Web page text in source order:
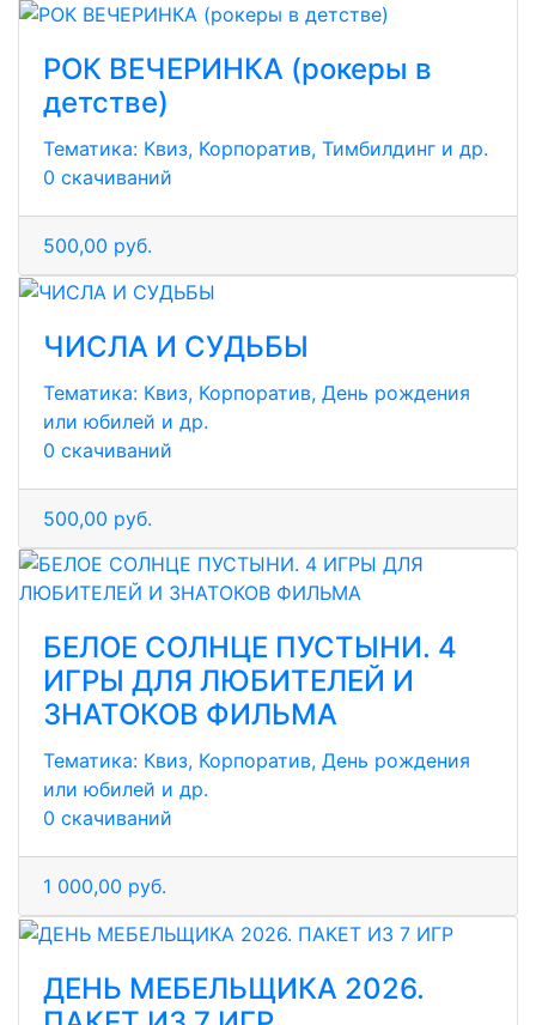
РОК ВЕЧЕРИНКА (рокеры в
детстве)
Тематика: Квиз, Корпоратив, Тимбилдинг и др.
0 скачиваний
500,00 руб.
ЧИСЛА И СУДЬБЫ
Тематика: Квиз, Корпоратив, День рождения
или юбилей и др.
0 скачиваний
500,00 руб.
БЕЛОЕ СОЛНЦЕ ПУСТЫНИ. 4
ИГРЫ ДЛЯ ЛЮБИТЕЛЕЙ И
ЗНАТОКОВ ФИЛЬМА
Тематика: Квиз, Корпоратив, День рождения
или юбилей и др.
0 скачиваний
1 000,00 руб.
ДЕНЬ МЕБЕЛЬЩИКА 2026.